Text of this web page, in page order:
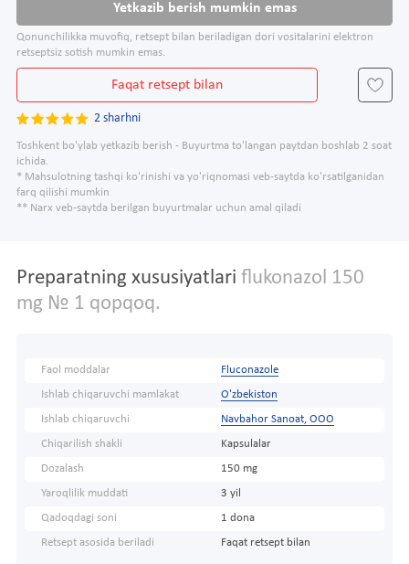
Yetkazib berish mumkin emas
Qonunchilikka muvofiq, retsept bilan beriladigan dori vositalarini elektron
retseptsiz sotish mumkin emas.
Faqat retsept bilan
2 sharhni
Toshkent bo'ylab yetkazib berish - Buyurtma to'langan paytdan boshlab 2 soat
ichida.
* Mahsulotning tashqi ko'rinishi va yo'riqnomasi veb-saytda ko'rsatilganidan
farq qilishi mumkin
** Narx veb-saytda berilgan buyurtmalar uchun amal qiladi
Preparatning xususiyatlari flukonazol 150
mg № 1 qopqoq.
Faol moddalar Fluconazole
Ishlab chiqaruvchi mamlakat O'zbekiston
Ishlab chiqaruvchi Navbahor Sanoat, ООО
Chiqarilish shakli Kapsulalar
Dozalash 150 mg
Yaroqlilik muddati 3 yil
Qadoqdagi soni 1 dona
Retsept asosida beriladi Faqat retsept bilan